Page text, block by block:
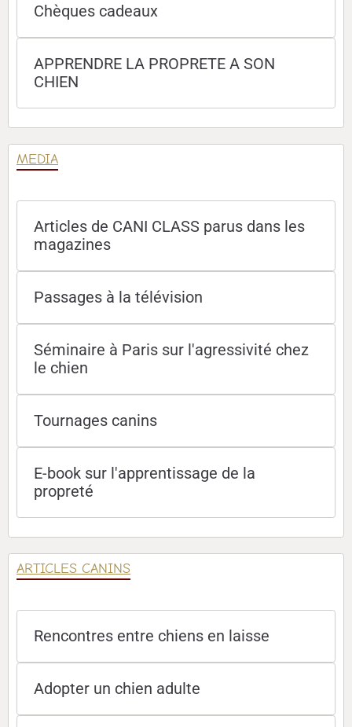
Chèques cadeaux
APPRENDRE LA PROPRETE A SON
CHIEN
MEDIA
Articles de CANI CLASS parus dans les
magazines
Passages à la télévision
Séminaire à Paris sur l'agressivité chez
le chien
Tournages canins
E-book sur l'apprentissage de la
propreté
ARTICLES CANINS
Rencontres entre chiens en laisse
Adopter un chien adulte